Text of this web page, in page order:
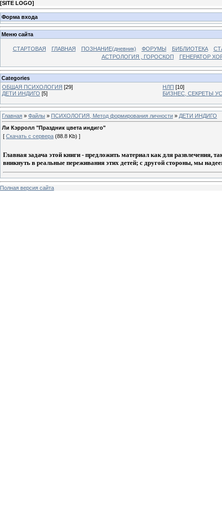
[SITE LOGO]
Форма входа
Меню сайта
СТАРТОВАЯ ГЛАВНАЯ ПОЗНАНИЕ(дневник) ФОРУМЫ БИБЛИОТЕКА
АСТРОЛОГИЯ , ГОРОСКОП
ГЕНЕРАТОР
Categories
ОБЩАЯ ПСИХОЛОГИЯ [29] НЛП [10]
ДЕТИ ИНДИГО [5] БИЗНЕС, СЕКРЕТЫ
Главная » Файлы » ПСИХОЛОГИЯ, Метод формирования личности » ДЕТИ ИНДИГО
Ли Кэрролл "Праздник цвета индиго"
[ Скачать с сервера (88.8 Kb) ]
Главная задача этой книги - предложить материал как для
вникнуть в реальные переживания этих детей; с другой стороны, мы
Полная версия сайта